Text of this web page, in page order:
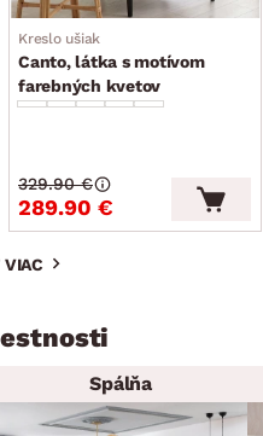
Kreslo ušiak
Canto, látka s motívom
farebných kvetov
289.90 €
329.90 €
VIAC
Spálňa